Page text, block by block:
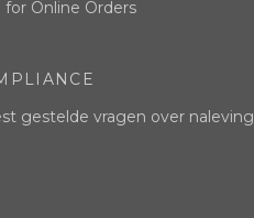
Online Orders
gestelde vragen over naleving